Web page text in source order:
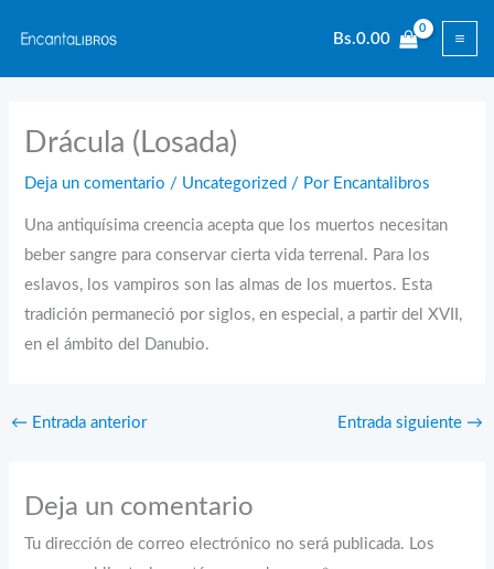
contenido
Bs.0.00
Drácula (Losada)
Deja un comentario / Uncategorized / Por Encantalibros
Una antiquísima creencia acepta que los muertos necesitan
beber sangre para conservar cierta vida terrenal. Para los
eslavos, los vampiros son las almas de los muertos. Esta
tradición permaneció por siglos, en especial, a partir del XVII,
en el ámbito del Danubio.
← Entrada anterior Entrada siguiente →
Deja un comentario
Tu dirección de correo electrónico no será publicada. Los